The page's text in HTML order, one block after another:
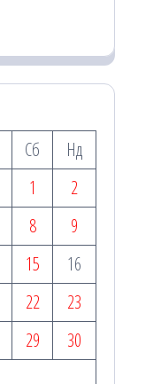
Сб
Нд
1
2
8
9
15
16
22
23
29
30